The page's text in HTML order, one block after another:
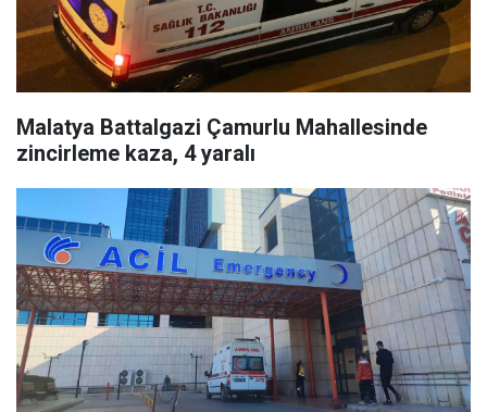
Malatya Battalgazi Çamurlu Mahallesinde
zincirleme kaza, 4 yaralı